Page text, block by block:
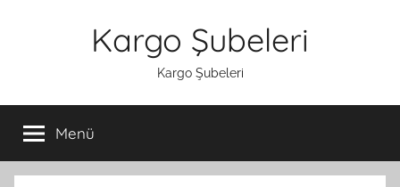
Kargo Şubeleri
Kargo Şubeleri
Menü